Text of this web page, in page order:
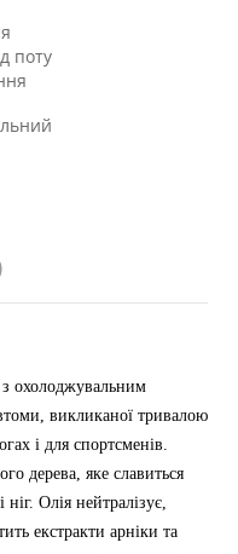
поту
охолоджувальним
викликаної тривалою
і для спортсменів.
дерева, яке славиться
Олія нейтралізує,
екстракти арніки та